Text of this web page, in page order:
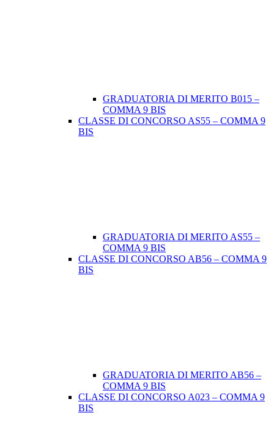
GRADUATORIA DI MERITO B015 –
COMMA 9 BIS
CLASSE DI CONCORSO AS55 – COMMA 9
BIS
GRADUATORIA DI MERITO AS55 –
COMMA 9 BIS
CLASSE DI CONCORSO AB56 – COMMA 9
BIS
GRADUATORIA DI MERITO AB56 –
COMMA 9 BIS
CLASSE DI CONCORSO A023 – COMMA 9
BIS